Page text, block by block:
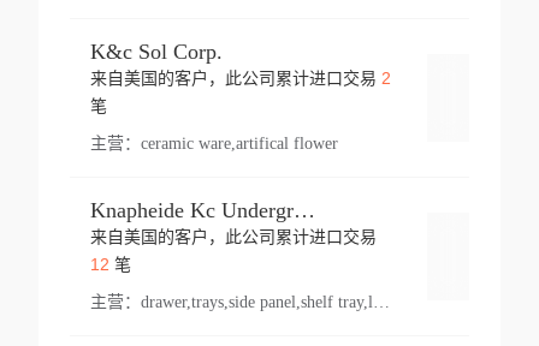
K&c Sol Corp.
来自美国的客户，此公司累计进口交易 2
笔
主营： ceramic ware,artifical flower
Knapheide Kc Underground
来自美国的客户，此公司累计进口交易
12 笔
主营：